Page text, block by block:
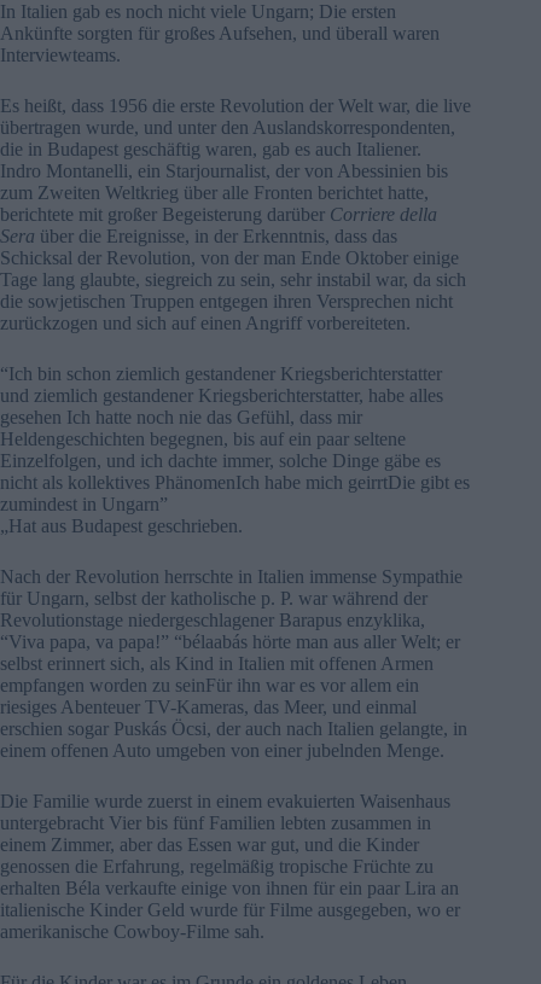
In Italien gab es noch nicht viele Ungarn; Die ersten
Ankünfte sorgten für großes Aufsehen, und überall waren
Interviewteams.
Es heißt, dass 1956 die erste Revolution der Welt war, die live
übertragen wurde, und unter den Auslandskorrespondenten,
die in Budapest geschäftig waren, gab es auch Italiener.
Indro Montanelli, ein Starjournalist, der von Abessinien bis
zum Zweiten Weltkrieg über alle Fronten berichtet hatte,
berichtete mit großer Begeisterung darüber Corriere della
Sera über die Ereignisse, in der Erkenntnis, dass das
Schicksal der Revolution, von der man Ende Oktober einige
Tage lang glaubte, siegreich zu sein, sehr instabil war, da sich
die sowjetischen Truppen entgegen ihren Versprechen nicht
zurückzogen und sich auf einen Angriff vorbereiteten.
“Ich bin schon ziemlich gestandener Kriegsberichterstatter
und ziemlich gestandener Kriegsberichterstatter, habe alles
gesehen Ich hatte noch nie das Gefühl, dass mir
Heldengeschichten begegnen, bis auf ein paar seltene
Einzelfolgen, und ich dachte immer, solche Dinge gäbe es
nicht als kollektives PhänomenIch habe mich geirrtDie gibt es
zumindest in Ungarn”
„Hat aus Budapest geschrieben.
Nach der Revolution herrschte in Italien immense Sympathie
für Ungarn, selbst der katholische p. P. war während der
Revolutionstage niedergeschlagener Barapus enzyklika,
“Viva papa, va papa!” “bélaabás hörte man aus aller Welt; er
selbst erinnert sich, als Kind in Italien mit offenen Armen
empfangen worden zu seinFür ihn war es vor allem ein
riesiges Abenteuer TV-Kameras, das Meer, und einmal
erschien sogar Puskás Öcsi, der auch nach Italien gelangte, in
einem offenen Auto umgeben von einer jubelnden Menge.
Die Familie wurde zuerst in einem evakuierten Waisenhaus
untergebracht Vier bis fünf Familien lebten zusammen in
einem Zimmer, aber das Essen war gut, und die Kinder
genossen die Erfahrung, regelmäßig tropische Früchte zu
erhalten Béla verkaufte einige von ihnen für ein paar Lira an
italienische Kinder Geld wurde für Filme ausgegeben, wo er
amerikanische Cowboy-Filme sah.